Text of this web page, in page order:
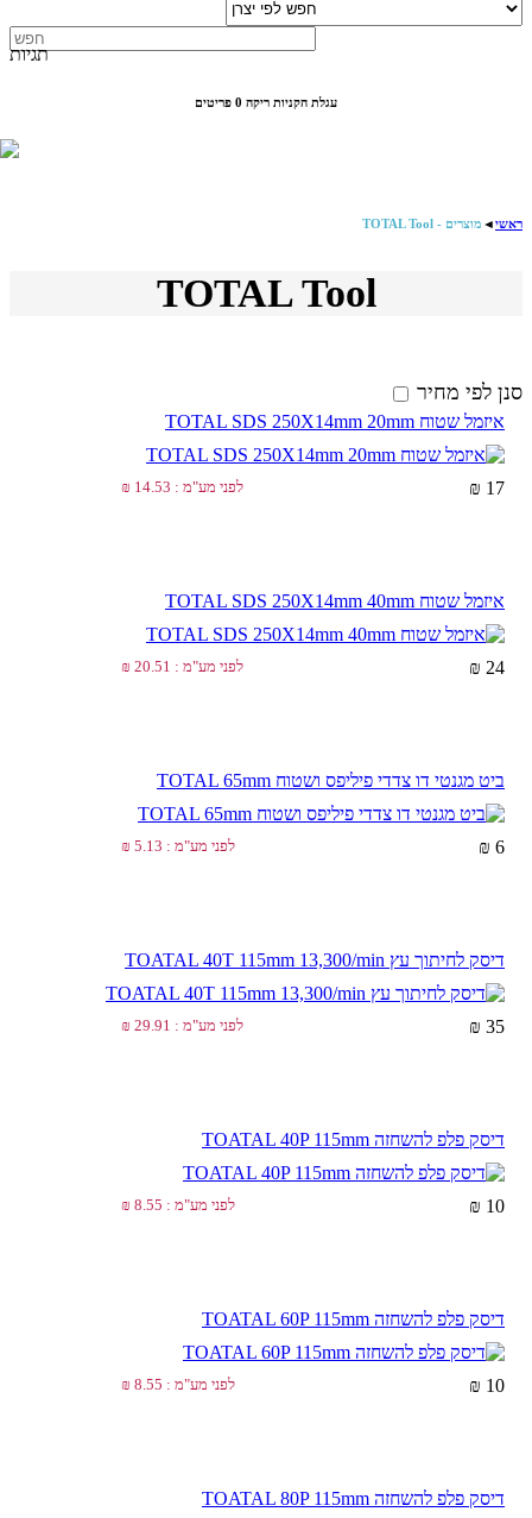
תגיות
עגלת הקניות ריקה 0 פריטים
ראשי◄ מוצרים - TOTAL Tool
TOTAL Tool
סנן לפי מחיר
איזמל שטוח TOTAL SDS 250X14mm 20mm
לפני מע"מ : 14.53 ₪ 17 ₪
איזמל שטוח TOTAL SDS 250X14mm 40mm
לפני מע"מ : 20.51 ₪ 24 ₪
ביט מגנטי דו צדדי פיליפס ושטוח TOTAL 65mm
לפני מע"מ : 5.13 ₪ 6 ₪
דיסק לחיתוך עץ TOATAL 40T 115mm 13,300/min
לפני מע"מ : 29.91 ₪ 35 ₪
דיסק פלפ להשחזה TOATAL 40P 115mm
לפני מע"מ : 8.55 ₪ 10 ₪
דיסק פלפ להשחזה TOATAL 60P 115mm
לפני מע"מ : 8.55 ₪ 10 ₪
דיסק פלפ להשחזה TOATAL 80P 115mm